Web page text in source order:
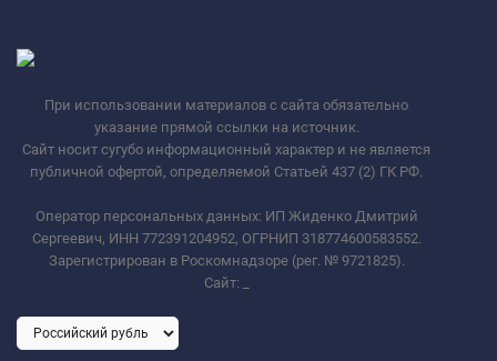
При использовании материалов с сайта обязательно
указание прямой ссылки на источник.
Сайт носит сугубо информационный характер и не является
публичной офертой, определяемой Статьей 437 (2) ГК РФ.
Оператор персональных данных: ИП Жиденко Дмитрий
Сергеевич, ИНН 772391204952, ОГРНИП 318774600583552.
Зарегистрирован в Роскомнадзоре (рег. № 9721825).
Сайт: